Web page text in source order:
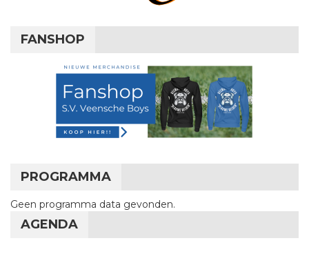
FANSHOP
PROGRAMMA
Geen programma data gevonden.
AGENDA